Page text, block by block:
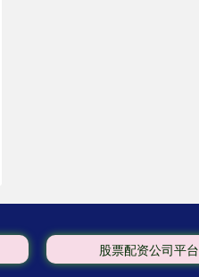
股票配资公司平台